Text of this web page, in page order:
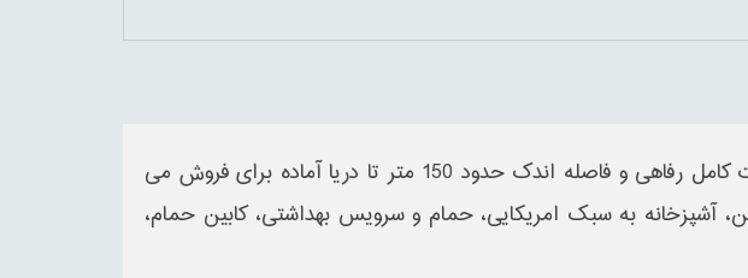
با امکانات کامل رفاهی و فاصله اندک حدود 150 متر تا دریا آماده برای فروش می
آشپزخانه به سبک امریکایی، حمام و سرویس بهداشتی، کابین حمام،